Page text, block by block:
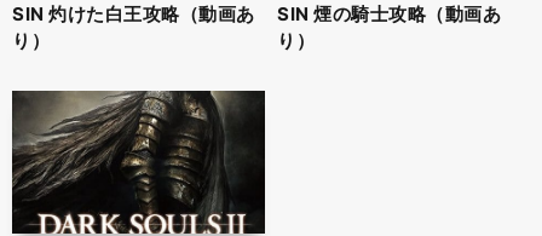
SIN 灼けた白王攻略（動画あ
り）
SIN 煙の騎士攻略（動画あ
り）